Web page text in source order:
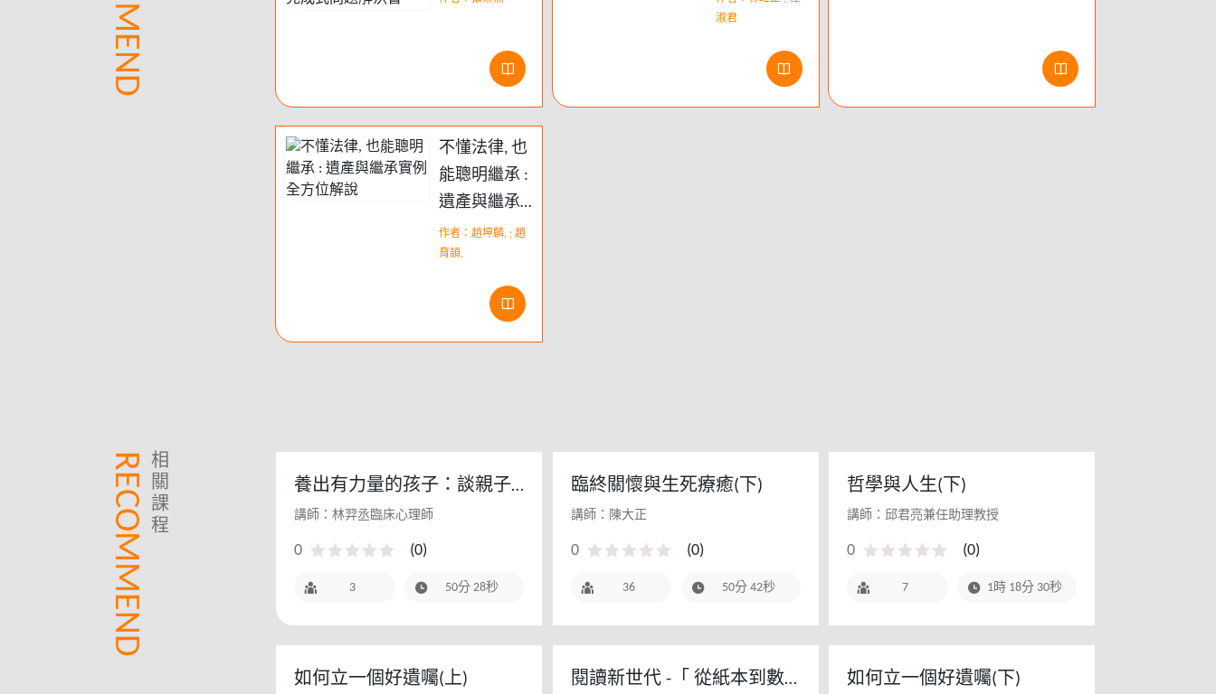
產繼承.保險
給付,人生完
成式問題解
決書
淑君
不懂法律, 也
能聰明繼承 :
遺產與繼承
實例全方位
解說
作者：趙坤麟, ; 趙
育頡,
RECOMMEND
相
關
課
程
養出有力量的孩子：談親子
間的正念與情緒教養(下)
講師：林羿丞臨床心理師
0 (0)
3 50分 28秒
臨終關懷與生死療癒(下)
講師：陳大正
0 (0)
36 50分 42秒
哲學與人生(下)
講師：邱君亮兼任助理教授
0 (0)
7 1時 18分 30秒
如何立一個好遺囑(上)
閱讀新世代 -「 從紙本到數
如何立一個好遺囑(下)